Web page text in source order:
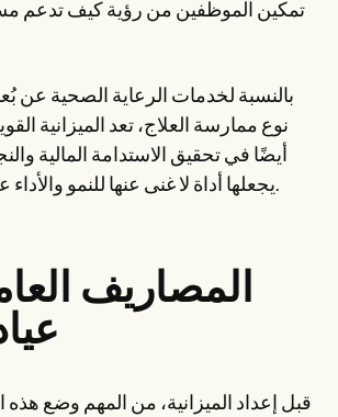
تمكين الموظفين من رؤية كيف تدعم
بالنسبة لخدمات الرعاية الصحية عن
نوع ممارسة العلاج، تعد الميزانية
أيضًا في تحقيق الاستدامة المالية
يجعلها أداة لا غنى عنها للنمو والأداء على المدى الطويل.
المصاريف
قبل إعداد الميزانية، من المهم وضع هذه